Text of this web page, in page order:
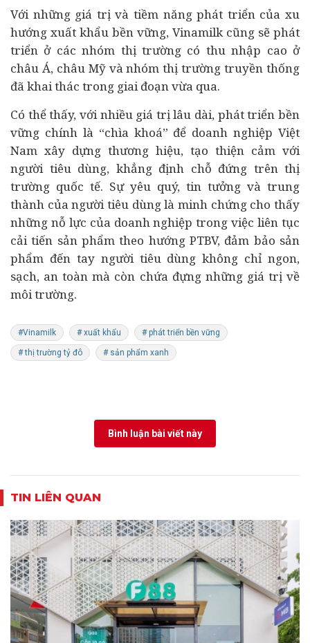
Với những giá trị và tiềm năng phát triển của xu
hướng xuất khẩu bền vững, Vinamilk cũng sẽ phát
triển ở các nhóm thị trường có thu nhập cao ở
châu Á, châu Mỹ và nhóm thị trường truyền thống
đã khai thác trong giai đoạn vừa qua.
Có thể thấy, với nhiều giá trị lâu dài, phát triển bền
vững chính là “chìa khoá” để doanh nghiệp Việt
Nam xây dựng thương hiệu, tạo thiện cảm với
người tiêu dùng, khẳng định chỗ đứng trên thị
trường quốc tế. Sự yêu quý, tin tưởng và trung
thành của người tiêu dùng là minh chứng cho thấy
những nỗ lực của doanh nghiệp trong việc liên tục
cải tiến sản phẩm theo hướng PTBV, đảm bảo sản
phẩm đến tay người tiêu dùng không chỉ ngon,
sạch, an toàn mà còn chứa đựng những giá trị về
môi trường.
#Vinamilk # xuất khẩu # phát triển bền vững
# thị trường tỷ đô # sản phẩm xanh
Bình luận bài viết này
TIN LIÊN QUAN